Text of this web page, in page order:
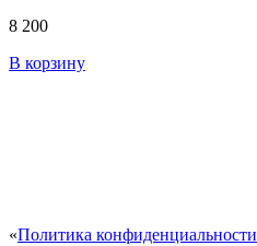
8 200
В корзину
«Политика конфиденциальности